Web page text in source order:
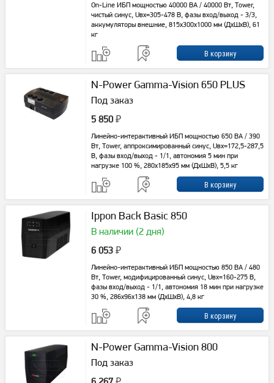
On-Line ИБП мощностью 40000 ВА / 40000 Вт, Tower,
чистый синус, Uвх=305-478 В, фазы вход/выход - 3/3,
аккумуляторы внешние, 815x300x1000 мм (ДxШxВ), 61
кг
N-Power Gamma-Vision 650 PLUS
Под заказ
5 850 ₽
Линейно-интерактивный ИБП мощностью 650 ВА / 390
Вт, Tower, аппроксимированный синус, Uвх=172,5-287,5
В, фазы вход/выход - 1/1, автономия 5 мин при
нагрузке 100 %, 280x185x95 мм (ДхШхВ), 5,5 кг
Ippon Back Basic 850
В наличии (2 дня)
6 053 ₽
Линейно-интерактивный ИБП мощностью 850 ВА / 480
Вт, Tower, модифицированный синус, Uвх=160-275 В,
фазы вход/выход - 1/1, автономия 18 мин при нагрузке
30 %, 286х96х138 мм (ДхШхВ), 4,8 кг
N-Power Gamma-Vision 800
Под заказ
₽